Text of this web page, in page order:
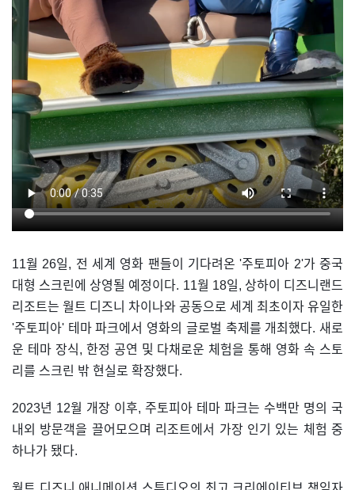
11월 26일, 전 세계 영화 팬들이 기다려온 '주토피아 2'가 중국
대형 스크린에 상영될 예정이다. 11월 18일, 상하이 디즈니랜드
리조트는 월트 디즈니 차이나와 공동으로 세계 최초이자 유일한
'주토피아' 테마 파크에서 영화의 글로벌 축제를 개최했다. 새로
운 테마 장식, 한정 공연 및 다채로운 체험을 통해 영화 속 스토
리를 스크린 밖 현실로 확장했다.
2023년 12월 개장 이후, 주토피아 테마 파크는 수백만 명의 국
내외 방문객을 끌어모으며 리조트에서 가장 인기 있는 체험 중
하나가 됐다.